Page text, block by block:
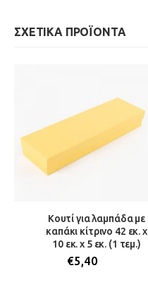
ΣΧΕΤΙΚΆ ΠΡΟΪΌΝΤΑ
Κουτί για λαμπάδα με
καπάκι κίτρινο 42 εκ. x
10 εκ. x 5 εκ. (1 τεμ.)
€5,40